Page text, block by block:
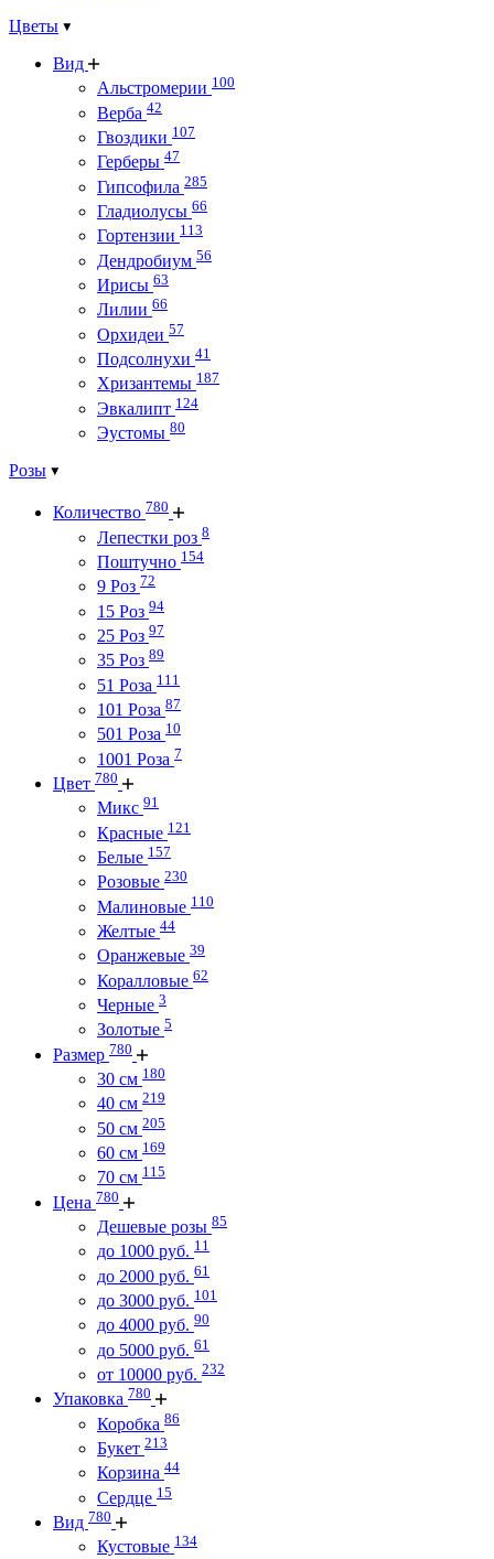
Цветы
Вид
Альстромерии 100
Верба 42
Гвоздики 107
Герберы 47
Гипсофила 285
Гладиолусы 66
Гортензии 113
Дендробиум 56
Ирисы 63
Лилии 66
Орхидеи 57
Подсолнухи 41
Хризантемы 187
Эвкалипт 124
Эустомы 80
Розы
Количество 780
Лепестки роз 8
Поштучно 154
9 Роз 72
15 Роз 94
25 Роз 97
35 Роз 89
51 Роза 111
101 Роза 87
501 Роза 10
1001 Роза 7
Цвет 780
Микс 91
Красные 121
Белые 157
Розовые 230
Малиновые 110
Желтые 44
Оранжевые 39
Коралловые 62
Черные 3
Золотые 5
Размер 780
30 см 180
40 см 219
50 см 205
60 см 169
70 см 115
Цена 780
Дешевые розы 85
до 1000 руб. 11
до 2000 руб. 61
до 3000 руб. 101
до 4000 руб. 90
до 5000 руб. 61
от 10000 руб. 232
Упаковка 780
Коробка 86
Букет 213
Корзина 44
Сердце 15
Вид 780
Кустовые 134